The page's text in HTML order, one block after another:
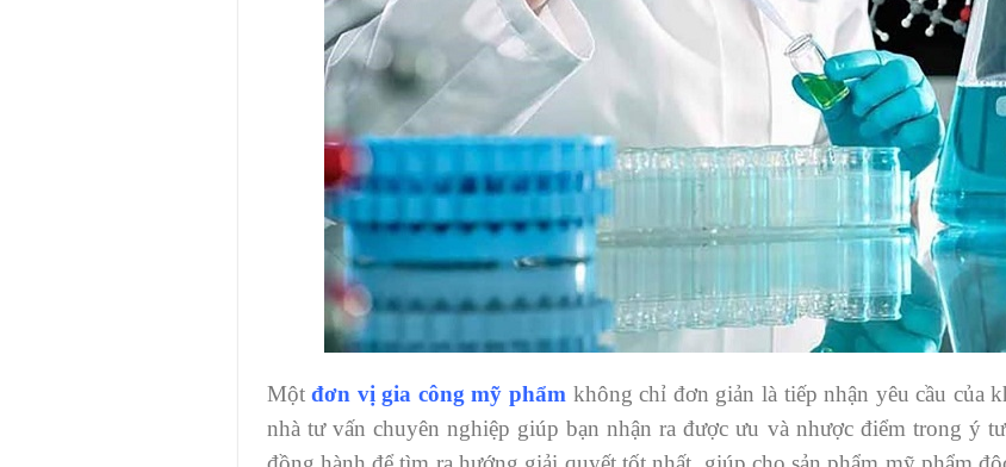
Mộtđơn vị gia công mỹ phẩm không chỉ đơn giản là tiếp nhận yêu cầu của
nhà tư vấn chuyên nghiệp giúp bạn nhận ra được ưu và nhược điểm trong ý